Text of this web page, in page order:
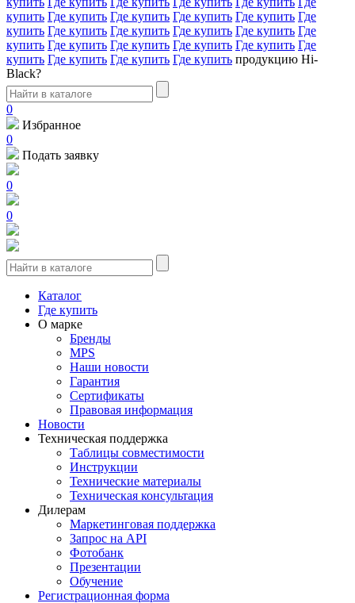
купить Где купить Где купить Где купить Где купить Где
купить Где купить Где купить Где купить Где купить Где
купить Где купить Где купить Где купить Где купить Где
купить Где купить Где купить Где купить продукцию Hi-
Black?
0
Избранное
0
Подать заявку
0
0
Каталог
Где купить
О марке
Бренды
MPS
Наши новости
Гарантия
Сертификаты
Правовая информация
Новости
Техническая поддержка
Таблицы совместимости
Инструкции
Технические материалы
Техническая консультация
Дилерам
Маркетинговая поддержка
Запрос на API
Фотобанк
Презентации
Обучение
Регистрационная форма